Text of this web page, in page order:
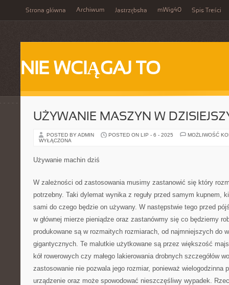
Strona główna Archiwum Jastrzębska mWig40 Spis Treści
NIE WCIĄGAJ TO
UŻYWANIE MASZYN W
POSTED BY ADMIN POSTED ON LIP - 6 - 2025
MOŻLIWOŚĆ
WYŁĄCZONA
Używanie machin dziś
W zależności od zastosowania musimy zastanowić się który
potrzebny. Taki dylemat wynika z reguły przed samym kupnem,
sami do czego będzie on używany. W następstwie tego przed
w głównej mierze pieniądze oraz zastanówmy się co będziemy
produkowane są w rozmaitych rozmiarach, od najmniejszych do
gigantycznych. Te malutkie użytkowane są przez większość
kół rowerowych czy małego lakierowania drobnych szczegółów
zastosowanie nie pozwala jego rozmiar, ponieważ wielogodzinna
urządzenie oraz może spowodować nieszczęśliwy wypadek.